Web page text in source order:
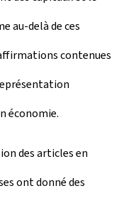
au-delà de ces
contenues
économie.
des articles en
ont donné des